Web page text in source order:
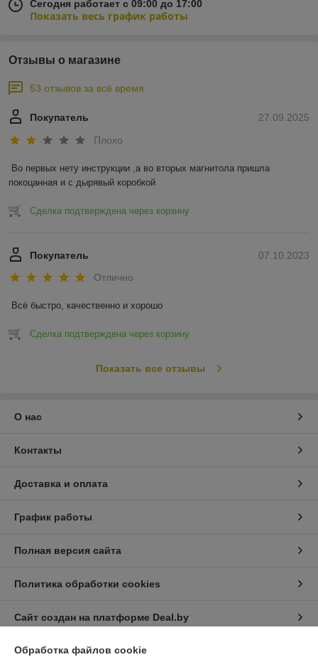
Сегодня работает с 09:00 до 17:00
Показать весь график работы
Отзывы о магазине
53 отзывов за всё время
27.09.2025
Покупатель
Плохо
Во первых нету инструкции ,а во вторых магнитола пришла
покоцанная и с дырявый коробкой
Сделка подтверждена через корзину
07.10.2023
Покупатель
Отлично
Всё быстро, качественно и хорошо
Сделка подтверждена через корзину
Показать все отзывы
О нас
Контакты
Доставка и оплата
График работы
Полная версия сайта
Политика обработки cookies
Сайт создан на платформе Deal.by
Обработка файлов cookie